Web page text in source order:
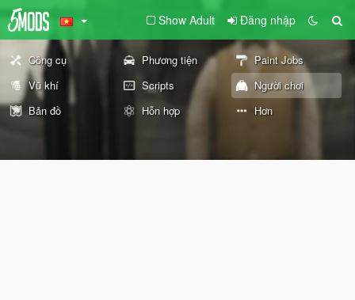
Show Adult Đăng nhập
Công cụ Phương tiện
Paint Jobs
Vũ khí
Scripts
Người chơi
Bản đồ
Hỗn hợp Hơn